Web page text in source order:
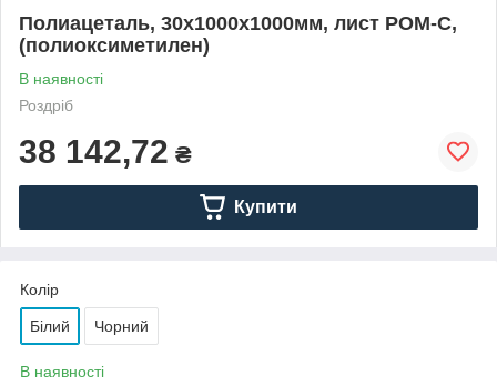
Полиацеталь, 30х1000х1000мм, лист POM-C,
(полиоксиметилен)
В наявності
Роздріб
38 142,72 ₴
Купити
Колір
Білий Чорний
В наявності